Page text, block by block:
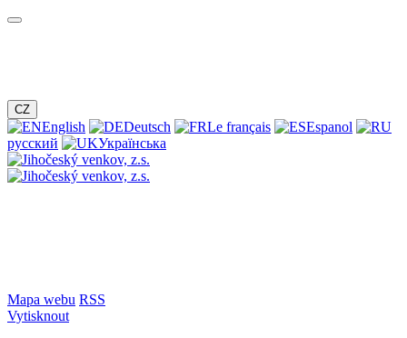
CZ
English Deutsch Le français
Espanol
русский
Українська
Mapa webu RSS
Vytisknout